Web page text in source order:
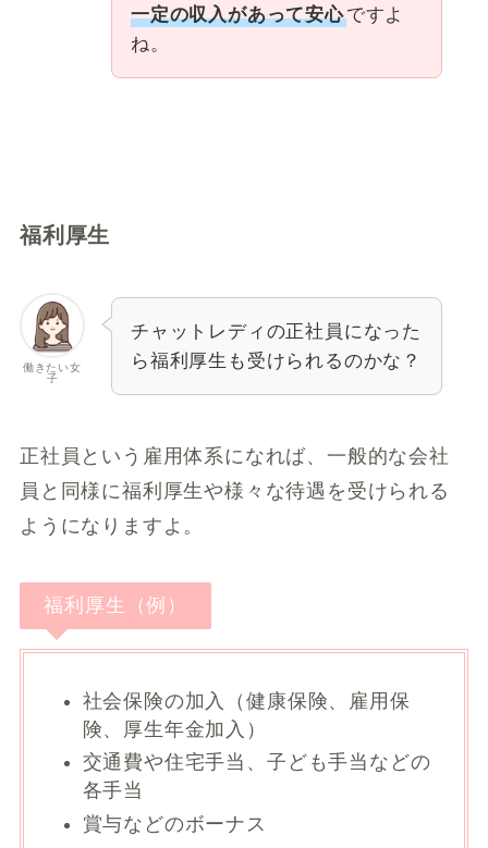
一定の収入があって安心ですよ
ね。
福利厚生
働きたい女
子
チャットレディの正社員になった
ら福利厚生も受けられるのかな？
正社員という雇用体系になれば、一般的な会社
員と同様に福利厚生や様々な待遇を受けられる
ようになりますよ。
福利厚生（例）
社会保険の加入（健康保険、雇用保
険、厚生年金加入）
交通費や住宅手当、子ども手当などの
各手当
賞与などのボーナス